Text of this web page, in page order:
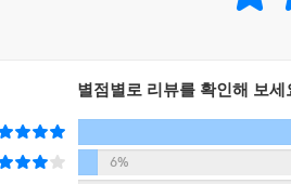
별점별로 리뷰를 확인해 보세
6%